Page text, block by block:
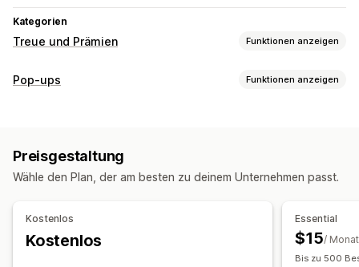
Kategorien
Treue und Prämien Funktionen anzeigen
Programmtypen
Prämien, die du anbieten kannst
Geschenkgutscheine
Kostenloser Versand
Kostenlose Produkte
Events
Pop-ups Funktionen anzeigen
Popups verwalten
Preisgestaltung
Wähle den Plan, der am besten zu deinem Unternehmen passt.
Kostenlos
Kostenlos
Essential
$15/ Monat
Bis zu 500